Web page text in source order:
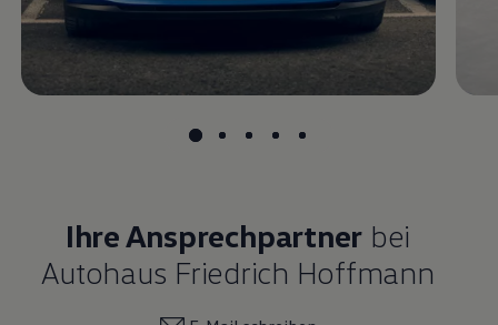
Ihre Ansprechpartner bei
Autohaus Friedrich Hoffmann